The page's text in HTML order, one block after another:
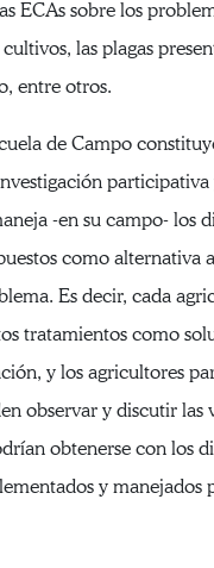
ECAs sobre los
las plagas
entre otros.
de Campo
-en su campo- los
como alternativa
Es decir, cada
tratamientos como
y los agricultores
observar y discutir las
obtenerse con los
y manejados